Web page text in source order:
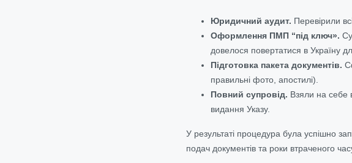
Юридичний аудит. Перевірили
Оформлення ПМП “під ключ».
довелося повертатися в Україну
Підготовка пакета документів.
правильні фото, апостилі).
Повний супровід. Взяли на себе
видання Указу.
У результаті процедура була успішно
подач документів та роки втраченого